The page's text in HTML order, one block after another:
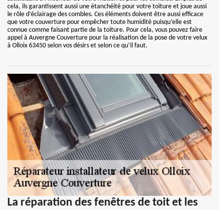
cela, ils garantissent aussi une étanchéité pour votre toiture et joue aussi
le rôle d’éclairage des combles. Ces éléments doivent être aussi efficace
que votre couverture pour empêcher toute humidité puisqu’elle est
connue comme faisant partie de la toiture. Pour cela, vous pouvez faire
appel à Auvergne Couverture pour la réalisation de la pose de votre velux
à Olloix 63450 selon vos désirs et selon ce qu’il faut.
La réparation des fenêtres de toit et les